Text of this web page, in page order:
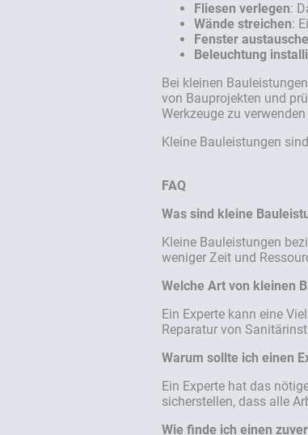
Fliesen verlegen:
Wände streichen:
Fenster
Beleuchtung
Bei kleinen
von Bauprojekten und
Werkzeuge zu
Kleine Bauleistungen
FAQ
Was sind kleine
Kleine Bauleistungen
weniger Zeit und
Welche Art von kleinen
Ein Experte kann eine
Reparatur von
Warum sollte ich einen
Ein Experte hat das
sicherstellen, dass alle
Wie finde ich einen